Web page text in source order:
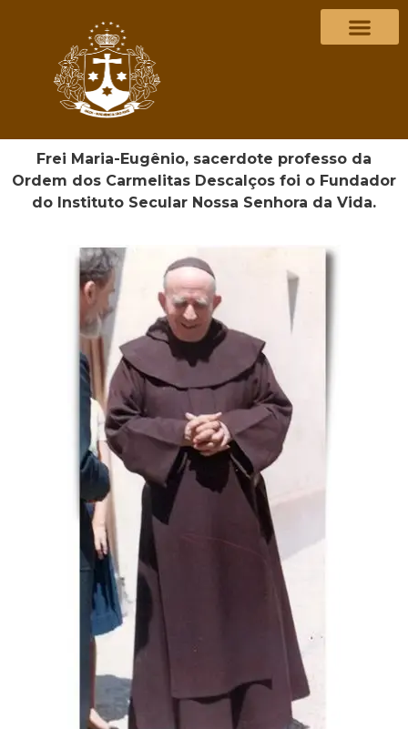
Frei Maria-Eugênio, sacerdote professo da
Ordem dos Carmelitas Descalços foi o Fundador
do Instituto Secular Nossa Senhora da Vida.